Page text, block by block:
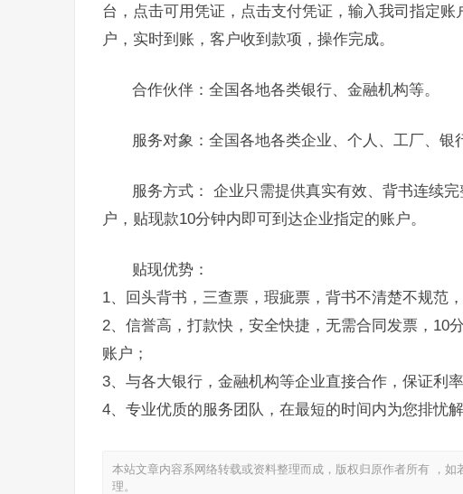
台，点击可用凭证，点击支付凭证，输入我司指定
户，实时到账，客户收到款项，操作完成。
合作伙伴：全国各地各类银行、金融机构等。
服务对象：全国各地各类企业、个人、工厂、银
服务方式： 企业只需提供真实有效、背书连续
户，贴现款10分钟内即可到达企业指定的账户。
贴现优势：
1、回头背书，三查票，瑕疵票，背书不清楚不规范
2、信誉高，打款快，安全快捷，无需合同发票，10
账户；
3、与各大银行，金融机构等企业直接合作，保证利率
4、专业优质的服务团队，在最短的时间内为您排忧解
本站文章内容系网络转载或资料整理而成，版权归原作者所有 ，
理。